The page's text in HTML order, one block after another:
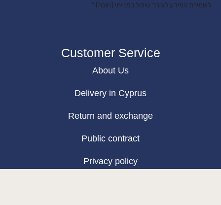
לשמירת המידע לצורך טיפול בפנייתי (חובה) *
Customer Service
About Us
Delivery in Cyprus
Return and exchange
Public contract
Privacy policy